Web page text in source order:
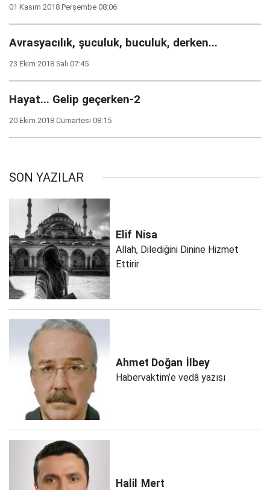
01 Kasım 2018 Perşembe 08:06
Avrasyacılık, şuculuk, buculuk, derken...
23 Ekim 2018 Salı 07:45
Hayat... Gelip geçerken-2
20 Ekim 2018 Cumartesi 08:15
SON YAZILAR
Elif Nisa
Allah, Dilediğini Dinine Hizmet
Ettirir
Ahmet Doğan İlbey
Habervaktim’e vedâ yazısı
Halil Mert